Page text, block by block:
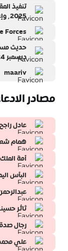
٬2025 وإعلان الحوثيين تصديهم لها
Forces
حديث
ديسمبر 2024
maariv
مصادر
عادل راجح
همام
أمة
البأس
ثائر
رجال
علي